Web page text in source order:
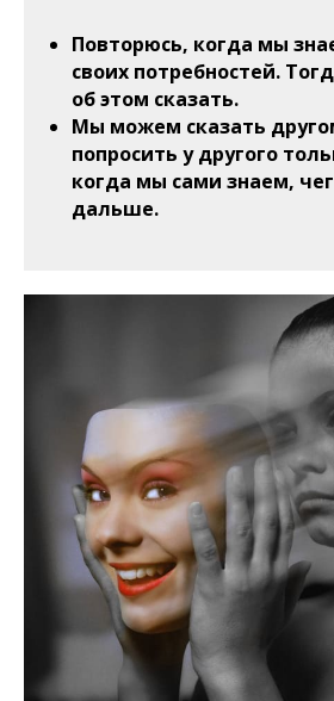
Повторюсь, когда мы
своих потребностей.
об этом сказать.
Мы можем сказать
попросить у другого
когда мы сами знаем,
дальше.